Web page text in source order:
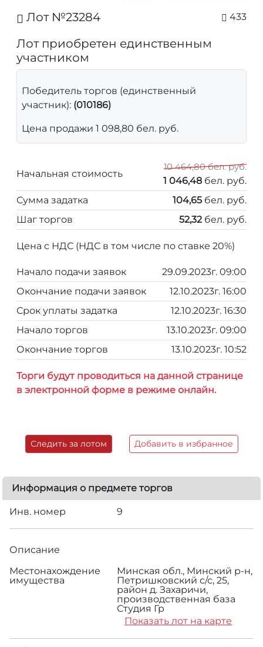
Лот №23284 433
Лот приобретен единственным
участником
Победитель торгов (единственный
участник): (010186)
Цена продажи 1 098,80 бел. руб.
Начальная стоимость
10 464,80 бел. руб.
1 046,48 бел. руб.
Сумма задатка
104,65 бел. руб.
Шаг торгов
52,32 бел. руб.
Цена с НДС (НДС в том числе по ставке 20%)
Начало подачи заявок
29.09.2023г. 09:00
Окончание подачи заявок
12.10.2023г. 16:00
Срок уплаты задатка
12.10.2023г. 16:30
Начало торгов
13.10.2023г. 09:00
Окончание торгов
13.10.2023г. 10:52
Торги будут проводиться на данной странице
в электронной форме в режиме онлайн.
Следить за лотом Добавить в избранное
Информация о предмете торгов
Инв. номер 9
Описание
Местонахождение
имущества
Минская обл., Минский р-н,
Петришковский с/с, 25,
район д. Захаричи,
производственная база
Студия Гр
Показать лот на карте